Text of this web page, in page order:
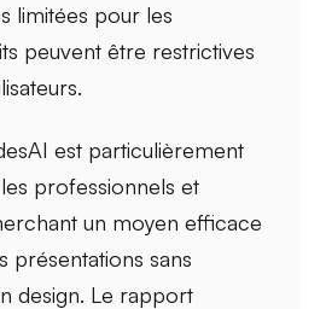
limitées pour les
peuvent être restrictives
est particulièrement
professionnels et
un moyen efficace
présentations sans
design. Le rapport